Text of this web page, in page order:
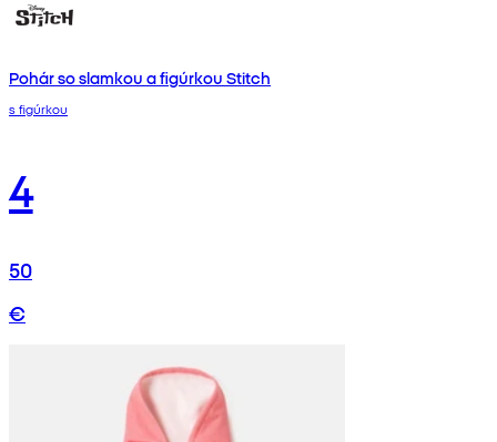
Pohár so slamkou a figúrkou Stitch
s figúrkou
4
50
€